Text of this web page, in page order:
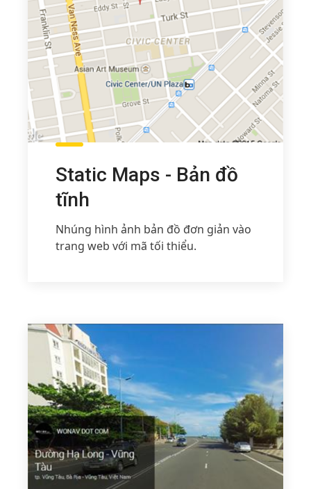
Static Maps - Bản đồ
tĩnh
Nhúng hình ảnh bản đồ đơn giản vào
trang web với mã tối thiểu.